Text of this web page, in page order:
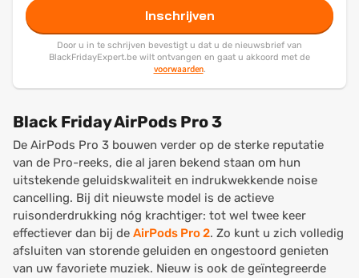
Inschrijven
Door u in te schrijven bevestigt u dat u de nieuwsbrief van
BlackFridayExpert.be wilt ontvangen en gaat u akkoord met de
voorwaarden.
Black Friday AirPods Pro 3
De AirPods Pro 3 bouwen verder op de sterke reputatie
van de Pro-reeks, die al jaren bekend staan om hun
uitstekende geluidskwaliteit en indrukwekkende noise
cancelling. Bij dit nieuwste model is de actieve
ruisonderdrukking nóg krachtiger: tot wel twee keer
effectiever dan bij de AirPods Pro 2. Zo kunt u zich volledig
afsluiten van storende geluiden en ongestoord genieten
van uw favoriete muziek. Nieuw is ook de geïntegreerde